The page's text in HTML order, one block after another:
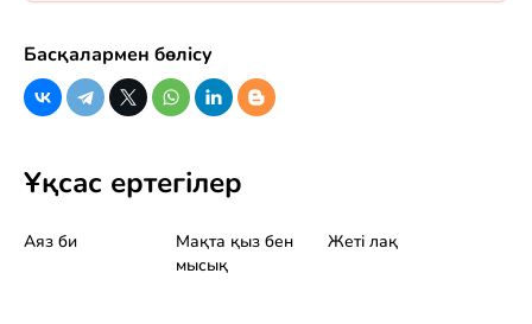
Басқалармен бөлісу
Ұқсас ертегілер
Аяз би
Мақта қыз бен
мысық
Жеті лақ